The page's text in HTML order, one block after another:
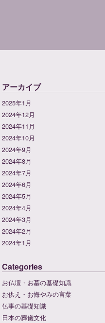
アーカイブ
2025年1月
2024年12月
2024年11月
2024年10月
2024年9月
2024年8月
2024年7月
2024年6月
2024年5月
2024年4月
2024年3月
2024年2月
2024年1月
Categories
お仏壇・お墓の基礎知識
お供え・お悔やみの言葉
仏事の基礎知識
日本の葬儀文化